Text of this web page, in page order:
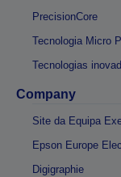
PrecisionCore
Tecnologia Micro
Tecnologias
Company
Site da Equipa
Epson Europe
Digigraphie